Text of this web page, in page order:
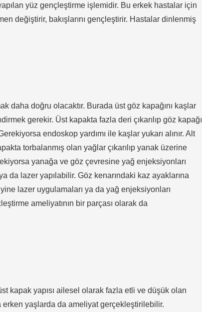
yüz gençleştirme işlemidir. Bu erkek hastalar için
değiştirir, bakışlarını gençleştirir. Hastalar dinlenmiş
daha doğru olacaktır. Burada üst göz kapağını kaşlar
gerekir. Üst kapakta fazla deri çıkarılıp göz kapağı
endoskop yardımı ile kaşlar yukarı alınır. Alt
torbalanmış olan yağlar çıkarılıp yanak üzerine
yanağa ve göz çevresine yağ enjeksiyonları
da lazer yapılabilir. Göz kenarındaki kaz ayaklarına
lazer uygulamaları ya da yağ enjeksiyonları
ameliyatının bir parçası olarak da
kapak yapısı ailesel olarak fazla etli ve düşük olan
yaşlarda da ameliyat gerçekleştirilebilir.